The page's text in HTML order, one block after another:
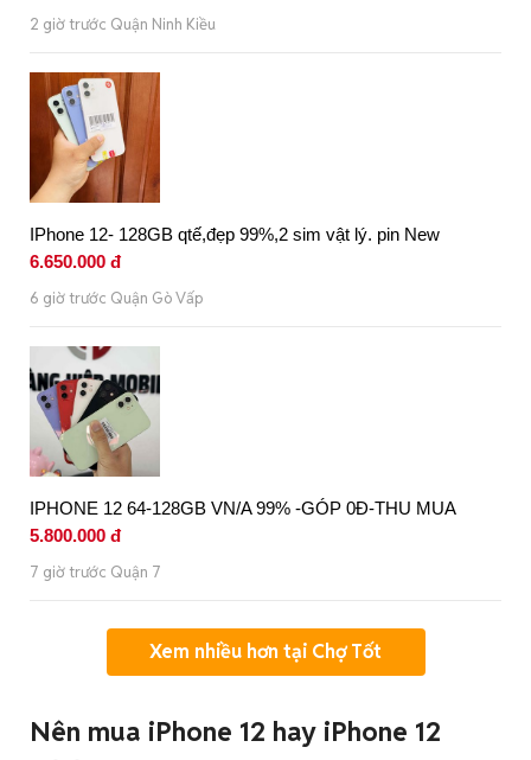
2 giờ trước Quận Ninh Kiều
IPhone 12- 128GB qtế,đẹp 99%,2 sim vật lý. pin New
6.650.000 đ
6 giờ trước Quận Gò Vấp
IPHONE 12 64-128GB VN/A 99% -GÓP 0Đ-THU MUA
5.800.000 đ
7 giờ trước Quận 7
Xem nhiều hơn tại Chợ Tốt
Nên mua iPhone 12 hay iPhone 12